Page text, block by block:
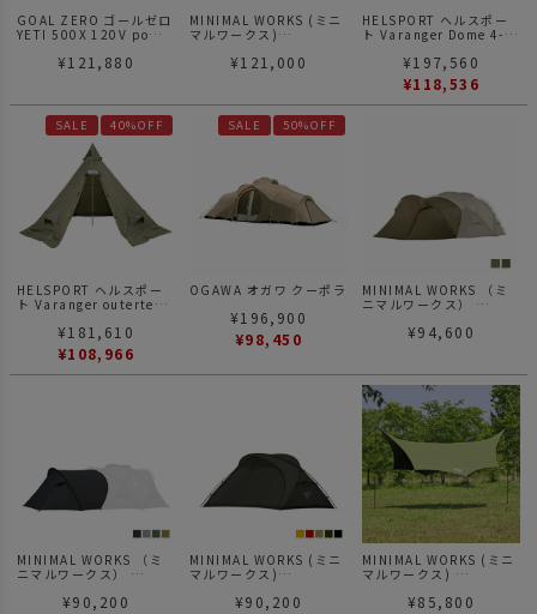
GOAL ZERO ゴールゼロ
YETI 500X 120V power
¥121,880
MINIMAL WORKS (ミニ
マルワークス)
¥121,000
HELSPORT ヘルスポー
ト Varanger Dome 4-6
用 テント
¥197,560
¥118,536
SALE 40%OFF
HELSPORT ヘルスポー
ト Varanger outertent
ーテント ポール付き 8-
10人用 テント
¥181,610
¥108,966
SALE 50%OFF
OGAWA オガワ クーポラ
¥196,900
¥98,450
MINIMAL WORKS （ミ
ニマルワークス）
ゴラ べステビュール
¥94,600
MINIMAL WORKS （ミ
ニマルワークス）
VESTIBULE | シェルタ
¥90,200
MINIMAL WORKS (ミニ
マルワークス)
¥90,200
MINIMAL WORKS (ミニ
マルワークス)
ブルーホール オクタター
¥85,800